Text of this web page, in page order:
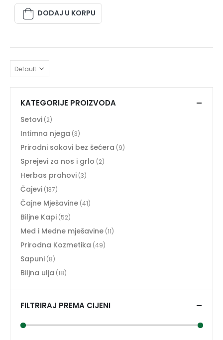
DODAJ U KORPU
KATEGORIJE PROIZVODA
Setovi (2)
Intimna njega (3)
Prirodni sokovi bez šećera (9)
Sprejevi za nos i grlo (2)
Herbas prahovi (3)
Čajevi (137)
Čajne Mješavine (41)
Biljne Kapi (52)
Med i Medne mješavine (11)
Prirodna Kozmetika (49)
Sapuni (8)
Biljna ulja (18)
FILTRIRAJ PREMA CIJENI